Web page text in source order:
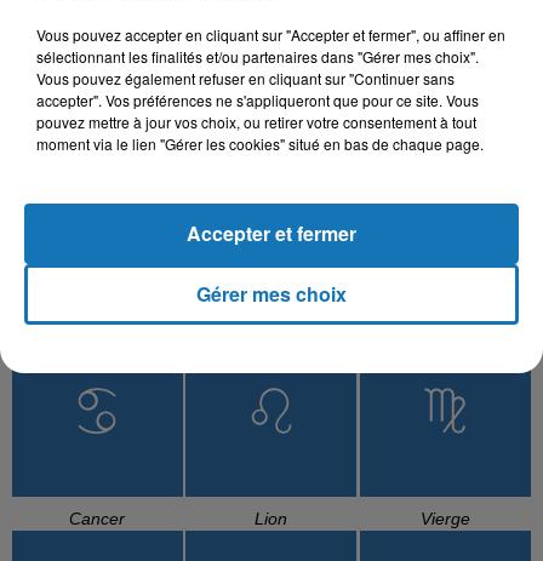
L'HOROSCOPE
Cancer Lion Vierge
Vous pouvez accepter en cliquant sur "Accepter et fermer", ou affiner en
sélectionnant les finalités et/ou partenaires dans "Gérer mes choix".
Vous pouvez également refuser en cliquant sur "Continuer sans
accepter". Vos préférences ne s'appliqueront que pour ce site. Vous
pouvez mettre à jour vos choix, ou retirer votre consentement à tout
moment via le lien "Gérer les cookies" situé en bas de chaque page.
Gérer mes choix
Accepter et fermer